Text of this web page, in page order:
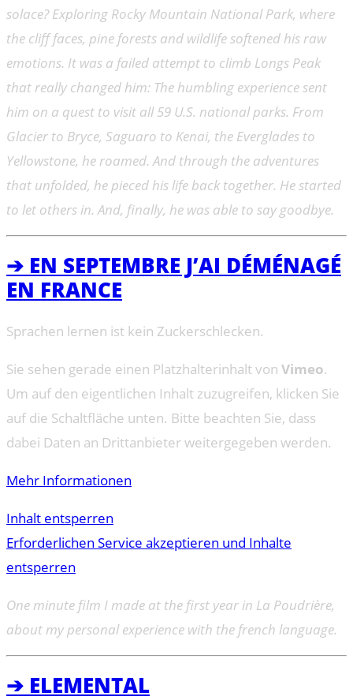
solace? Exploring Rocky Mountain National Park, where
the cliff faces, pine forests and wildlife softened his raw
emotions. It was a failed attempt to climb Longs Peak
that really changed him: The humbling experience sent
him on a quest to visit all 59 U.S. national parks. From
Glacier to Bryce, Saguaro to Kenai, the Everglades to
Yellowstone, he roamed. And through the adventures
that unfolded, he pieced his life back together. He started
to let others in. And, finally, he was able to say goodbye.
➔ EN SEPTEMBRE J’AI DÉMÉNAGÉ
EN FRANCE
Sprachen lernen ist kein Zuckerschlecken.
Sie sehen gerade einen Platzhalterinhalt von Vimeo.
Um auf den eigentlichen Inhalt zuzugreifen, klicken Sie
auf die Schaltfläche unten. Bitte beachten Sie, dass
dabei Daten an Drittanbieter weitergegeben werden.
Mehr Informationen
Inhalt entsperren
Erforderlichen Service akzeptieren und Inhalte
entsperren
One minute film I made at the first year in La Poudrière,
about my personal experience with the french language.
➔ ELEMENTAL